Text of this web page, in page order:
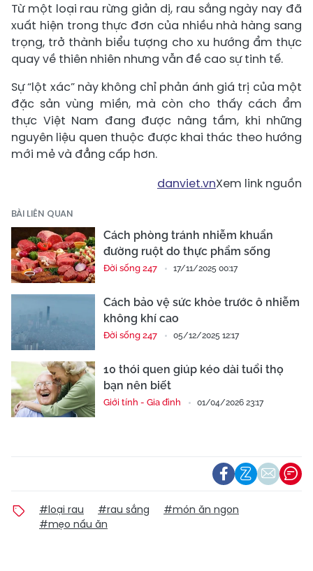
Từ một loại rau rừng giản dị, rau sắng ngày nay đã
xuất hiện trong thực đơn của nhiều nhà hàng sang
trọng, trở thành biểu tượng cho xu hướng ẩm thực
quay về thiên nhiên nhưng vẫn đề cao sự tinh tế.
Sự “lột xác” này không chỉ phản ánh giá trị của một
đặc sản vùng miền, mà còn cho thấy cách ẩm
thực Việt Nam đang được nâng tầm, khi những
nguyên liệu quen thuộc được khai thác theo hướng
mới mẻ và đẳng cấp hơn.
danviet.vnXem link nguồn
BÀI LIÊN QUAN
Cách phòng tránh nhiễm khuẩn
đường ruột do thực phẩm sống
Đời sống 247 17/11/2025 00:17
Cách bảo vệ sức khỏe trước ô nhiễm
không khí cao
Đời sống 247 05/12/2025 12:17
10 thói quen giúp kéo dài tuổi thọ
bạn nên biết
Giới tính - Gia đình 01/04/2026 23:17
#loại rau #rau sắng
#món ăn ngon
#mẹo nấu ăn